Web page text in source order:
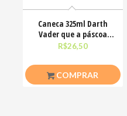
Caneca 325ml Darth
Vader que a páscoa
esteja com você
R$26,50
COMPRAR